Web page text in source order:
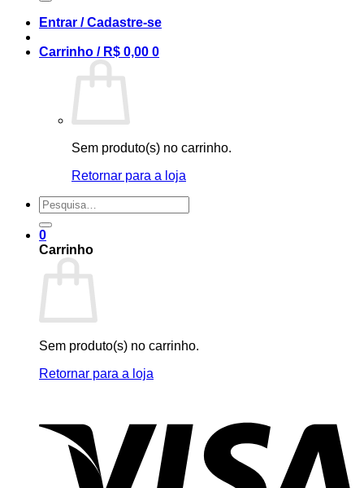
Entrar / Cadastre-se
Carrinho / R$ 0,00 0
Sem produto(s) no carrinho.
Retornar para a loja
Pesquisar
por:
0
Carrinho
Sem produto(s) no carrinho.
Retornar para a loja